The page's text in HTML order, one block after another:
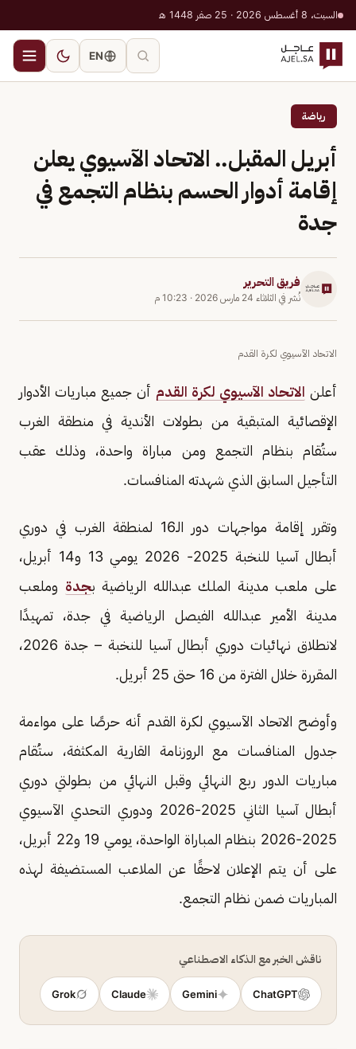
السبت، 8 أغسطس 2026 · 25 صفر 1448 هـ
EN
رياضة
أبريل المقبل.. الاتحاد الآسيوي يعلن
إقامة أدوار الحسم بنظام التجمع في
جدة
فريق التحرير
نُشر في الثلاثاء 24 مارس 2026 · 10:23 م
الاتحاد الآسيوي لكرة القدم
أعلن الاتحاد الآسيوي لكرة القدم أن جميع مباريات الأدوار
الإقصائية المتبقية من بطولات الأندية في منطقة الغرب
ستُقام بنظام التجمع ومن مباراة واحدة، وذلك عقب
التأجيل السابق الذي شهدته المنافسات.
وتقرر إقامة مواجهات دور الـ16 لمنطقة الغرب في دوري
أبطال آسيا للنخبة 2025- 2026 يومي 13 و14 أبريل،
على ملعب مدينة الملك عبدالله الرياضية بجدة وملعب
مدينة الأمير عبدالله الفيصل الرياضية في جدة، تمهيدًا
لانطلاق نهائيات دوري أبطال آسيا للنخبة – جدة 2026،
المقررة خلال الفترة من 16 حتى 25 أبريل.
وأوضح الاتحاد الآسيوي لكرة القدم أنه حرصًا على مواءمة
جدول المنافسات مع الروزنامة القارية المكثفة، ستُقام
مباريات الدور ربع النهائي وقبل النهائي من بطولتي دوري
أبطال آسيا الثاني 2025-2026 ودوري التحدي الآسيوي
2025-2026 بنظام المباراة الواحدة، يومي 19 و22 أبريل،
على أن يتم الإعلان لاحقًا عن الملاعب المستضيفة لهذه
المباريات ضمن نظام التجمع.
ناقش الخبر مع الذكاء الاصطناعي
ChatGPT
Gemini
Claude
Grok